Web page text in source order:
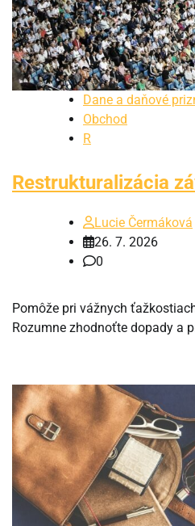
Dane a daňové
Obchod
R
Restrukturalizácia
Lucie Čermáková
26. 7. 2026
0
Pomôže pri vážnych
Rozumne zhodnoťte dopady a